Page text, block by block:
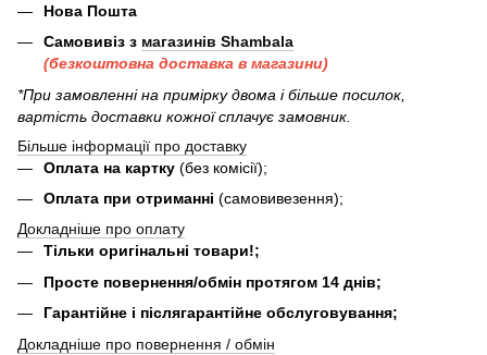
Нова Пошта
Самовивіз з магазинів Shambala
(безкоштовна доставка в магазини)
*При замовленні на примірку двома і більше посилок,
вартість доставки кожної сплачує замовник.
Більше інформації про доставку
Оплата на картку (без комісії);
Оплата при отриманні (самовивезення);
Докладніше про оплату
Тільки оригінальні товари!;
Просте повернення/обмін протягом 14 днів;
Гарантійне і післягарантійне обслуговування;
Докладніше про повернення / обмін